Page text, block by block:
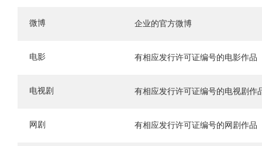
微博 企业的官方微博
电影 有相应发行许可证编号的电影作品
电视剧 有相应发行许可证编号的电视剧作
网剧 有相应发行许可证编号的网剧作品